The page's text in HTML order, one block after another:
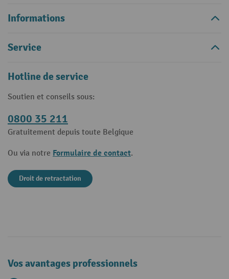
Informations
Service
Hotline de service
Soutien et conseils sous:
0800 35 211
Gratuitement depuis toute Belgique
Ou via notre Formulaire de contact.
Droit de retractation
Vos avantages professionnels